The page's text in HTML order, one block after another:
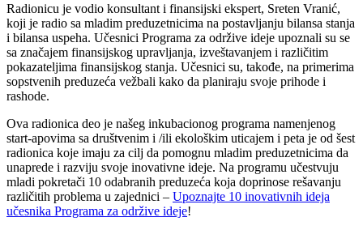
Radionicu je vodio konsultant i finansijski ekspert, Sreten Vranić,
koji je radio sa mladim preduzetnicima na postavljanju bilansa stanja
i bilansa uspeha. Učesnici Programa za održive ideje upoznali su se
sa značajem finansijskog upravljanja, izveštavanjem i različitim
pokazateljima finansijskog stanja. Učesnici su, takođe, na primerima
sopstvenih preduzeća vežbali kako da planiraju svoje prihode i
rashode.
Ova radionica deo je našeg inkubacionog programa namenjenog
start-apovima sa društvenim i /ili ekološkim uticajem i peta je od šest
radionica koje imaju za cilj da pomognu mladim preduzetnicima da
unaprede i razviju svoje inovativne ideje. Na programu učestvuju
mladi pokretači 10 odabranih preduzeća koja doprinose rešavanju
različitih problema u zajednici – Upoznajte 10 inovativnih ideja
učesnika Programa za održive ideje!